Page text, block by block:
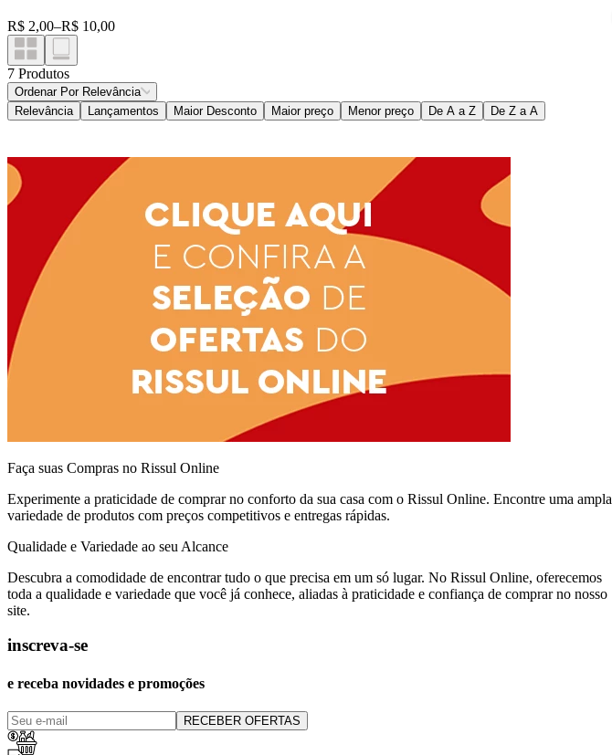
Cereais
Pipoca
Canjica
Amendoim
R$ 2,00–R$ 10,00
7 Produtos
Ordenar Por Relevância
Relevância
Lançamentos Maior Desconto Maior preço Menor preço De A a Z De Z a A
Faça suas Compras no Rissul Online
Experimente a praticidade de comprar no conforto da sua casa com o Rissul Online. Encontre uma ampla
variedade de produtos com preços competitivos e entregas rápidas.
Qualidade e Variedade ao seu Alcance
Descubra a comodidade de encontrar tudo o que precisa em um só lugar. No Rissul Online, oferecemos
toda a qualidade e variedade que você já conhece, aliadas à praticidade e confiança de comprar no nosso
site.
inscreva-se
e receba novidades e promoções
RECEBER OFERTAS